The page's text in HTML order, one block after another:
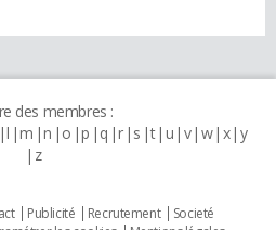
des membres :
l m n o p q r s t u v w x y
z
Publicité Recrutement
Societé